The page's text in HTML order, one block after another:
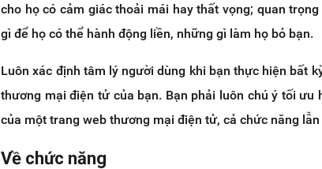
cho họ có cảm giác thoải mái hay thất vọng; quan
gì để họ có thể hành động liền, những gì làm họ bỏ bạn.
Luôn xác định tâm lý người dùng khi bạn thực hiện bất
thương mại điện tử của bạn. Bạn phải luôn chú ý tối
của một trang web thương mại điện tử, cả chức năng
Về chức năng